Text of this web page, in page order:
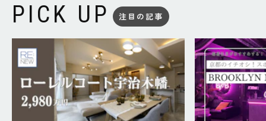
PICK UP 注目の記事